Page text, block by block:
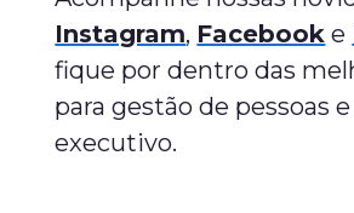
Instagram, Facebook e
fique por dentro das
para gestão de pessoas
executivo.